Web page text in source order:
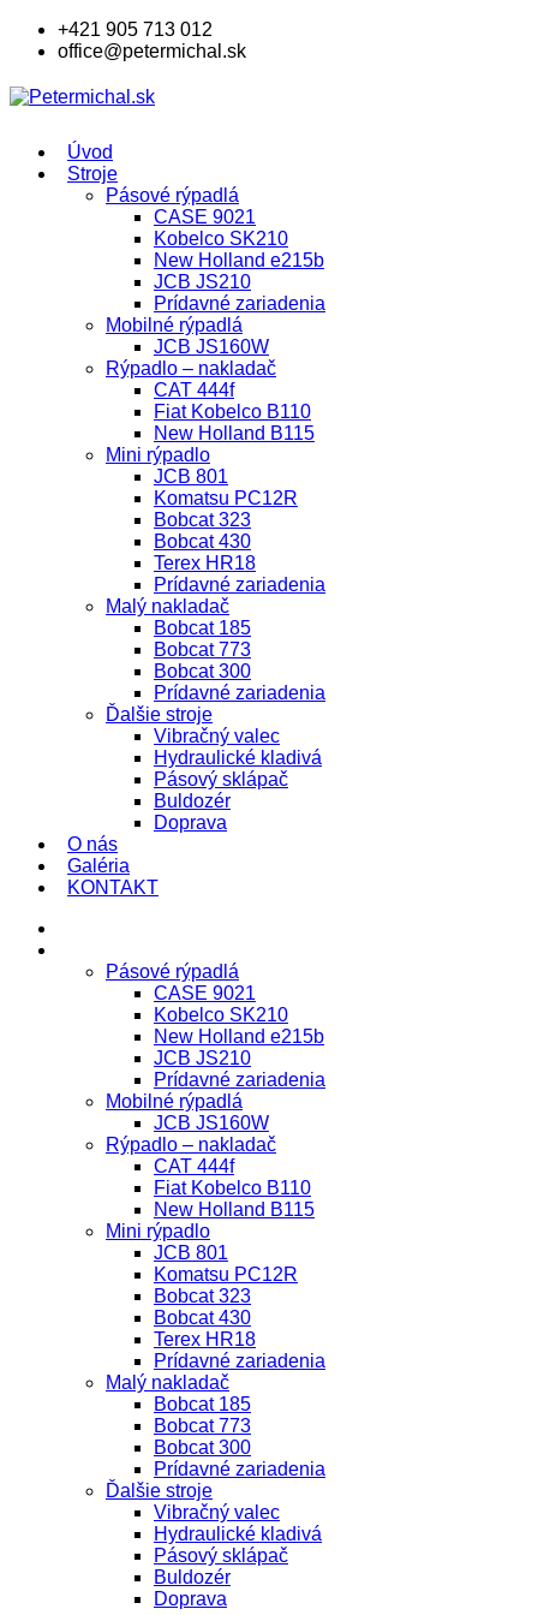
+421 905 713 012
office@petermichal.sk
Úvod
Stroje
Pásové rýpadlá
CASE 9021
Kobelco SK210
New Holland e215b
JCB JS210
Prídavné zariadenia
Mobilné rýpadlá
JCB JS160W
Rýpadlo – nakladač
CAT 444f
Fiat Kobelco B110
New Holland B115
Mini rýpadlo
JCB 801
Komatsu PC12R
Bobcat 323
Bobcat 430
Terex HR18
Prídavné zariadenia
Malý nakladač
Bobcat 185
Bobcat 773
Bobcat 300
Prídavné zariadenia
Ďalšie stroje
Vibračný valec
Hydraulické kladivá
Pásový sklápač
Buldozér
Doprava
O nás
Galéria
KONTAKT
Pásové rýpadlá
CASE 9021
Kobelco SK210
New Holland e215b
JCB JS210
Prídavné zariadenia
Mobilné rýpadlá
JCB JS160W
Rýpadlo – nakladač
CAT 444f
Fiat Kobelco B110
New Holland B115
Mini rýpadlo
JCB 801
Komatsu PC12R
Bobcat 323
Bobcat 430
Terex HR18
Prídavné zariadenia
Malý nakladač
Bobcat 185
Bobcat 773
Bobcat 300
Prídavné zariadenia
Ďalšie stroje
Vibračný valec
Hydraulické kladivá
Pásový sklápač
Buldozér
Doprava